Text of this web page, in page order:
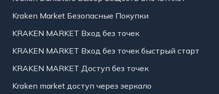
Kraken Market Безопасные Покупки
KRAKEN MARKET Вход без точек
KRAKEN MARKET Вход без точек быстрый старт
KRAKEN MARKET Доступ без точек
Kraken market доступ через зеркало